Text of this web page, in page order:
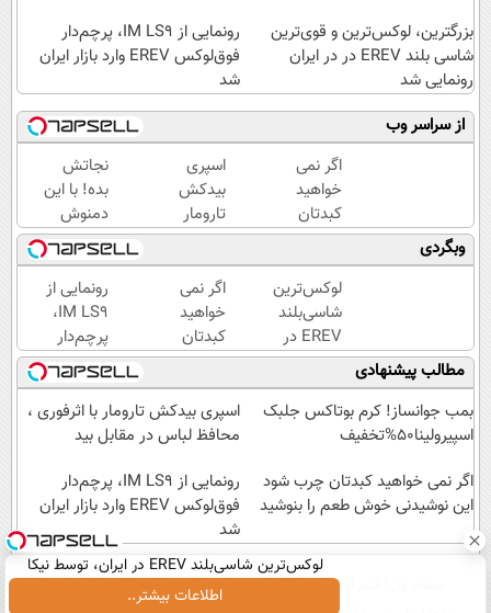
بزرگترین، لوکس‌ترین و قوی‌ترین
شاسی بلند EREV در در ایران
رونمایی شد
رونمایی از IM LS9، پرچم‌دار
فوق‌لوکس EREV وارد بازار ایران
شد
از سراسر وب
اگر نمی
خواهید
کبدتان
چرب
شود این
نوشیدنی
خوش
طعم را
بنوشید
اسپری
بیدکش
تارومار
با
اثرفوری
،
محافظ
لباس
در
مقابل
بید
نجاتش
بده! با این
دمنوش
کبدتو
پاکسازی
کن+ضمانت
مرجوعی
وبگردی
لوکس‌ترین
شاسی‌بلند
EREV در
ایران،
توسط نیکا
موتور
رونمایی
اگر نمی
خواهید
کبدتان
چرب
شود این
نوشیدنی
خوش
بنوشید
رونمایی از
IM LS9،
پرچم‌دار
فوق‌لوکس
EREV
وارد بازار
ایران شد
مطالب پیشنهادی
بمب جوانساز! کرم بوتاکس جلبک
اسپیرولینا50%تخفیف
اسپری بیدکش تارومار با اثرفوری ،
محافظ لباس در مقابل بید
اگر نمی خواهید کبدتان چرب شود
این نوشیدنی خوش طعم را بنوشید
رونمایی از IM LS9، پرچم‌دار
فوق‌لوکس EREV وارد بازار ایران
شد
لوکس‌ترین شاسی‌بلند EREV در ایران، توسط نیکا
موتور رونمایی شد!
اطلاعات بیشتر.. عصر ایران۲ درباره عصرایران تماس با ما